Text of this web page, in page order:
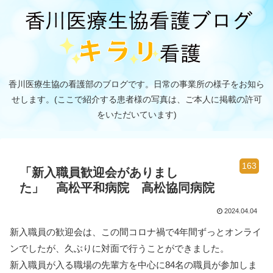
香川医療生協の看護部のブログです。日常の事業所の様子をお知ら
せします。(ここで紹介する患者様の写真は、ご本人に掲載の許可
をいただいています)
163
「新入職員歓迎会がありまし
た」 高松平和病院 高松協同病院
2024.04.04
新入職員の歓迎会は、この間コロナ禍で4年間ずっとオンライ
ンでしたが、久ぶりに対面で行うことができました。
新入職員が入る職場の先輩方を中心に84名の職員が参加しま